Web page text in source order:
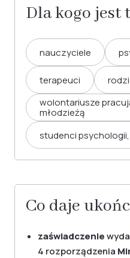
Dla kogo jest
nauczyciele
terapeuci
wolontariusze
młodzieżą
studenci
Co daje
zaświadczenie
4 rozporządzenia